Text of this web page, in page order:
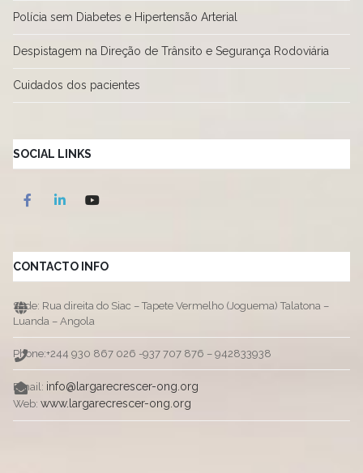
Polícia sem Diabetes e Hipertensão Arterial
Despistagem na Direção de Trânsito e Segurança Rodoviária
Cuidados dos pacientes
SOCIAL LINKS
CONTACTO INFO
Sede: Rua direita do Siac – Tapete Vermelho (Joguema) Talatona –
Luanda – Angola
Phone:+244 930 867 026 -937 707 876 – 942833938
Email: info@largarecrescer-ong.org
Web: www.largarecrescer-ong.org